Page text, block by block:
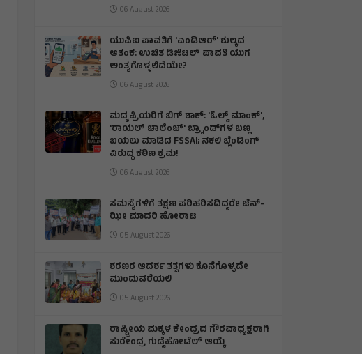
06 August 2026
ಯುಪಿಐ ಪಾವತಿಗೆ 'ಎಂಡಿಆರ್' ಶುಲ್ಕದ
ಆತಂಕ: ಉಚಿತ ಡಿಜಿಟಲ್ ಪಾವತಿ ಯುಗ
ಅಂತ್ಯಗೊಳ್ಳಲಿದೆಯೇ?
06 August 2026
ಮದ್ಯಪ್ರಿಯರಿಗೆ ಬಿಗ್ ಶಾಕ್: 'ಓಲ್ಡ್ ಮಾಂಕ್',
'ರಾಯಲ್ ಚಾಲೆಂಜ್' ಬ್ರ್ಯಾಂಡ್‌ಗಳ ಬಣ್ಣ
ಬಯಲು ಮಾಡಿದ FSSAI; ನಕಲಿ ಬ್ಲೆಂಡಿಂಗ್
ವಿರುದ್ಧ ಕಠಿಣ ಕ್ರಮ!
06 August 2026
ಸಮಸ್ಯೆಗಳಿಗೆ ತಕ್ಷಣ ಪರಿಹರಿಸದಿದ್ದರೇ ಜೆನ್‌-
ಝೀ ಮಾದರಿ ಹೋರಾಟ
05 August 2026
ಶರಣರ ಆದರ್ಶ ತತ್ವಗಳು ಕೊನೆಗೊಳ್ಳದೇ
ಮುಂದುವರೆಯಲಿ
05 August 2026
ರಾಷ್ಟ್ರೀಯ ಮಕ್ಕಳ ಕೇಂದ್ರದ ಗೌರವಾಧ್ಯಕ್ಷರಾಗಿ
ಸುರೇಂದ್ರ ಗುಡ್ಡೆಹೋಟೆಲ್ ಆಯ್ಕೆ